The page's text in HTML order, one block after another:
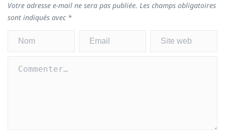
Votre adresse e-mail ne sera pas publiée. Les champs obligatoires
sont indiqués avec *